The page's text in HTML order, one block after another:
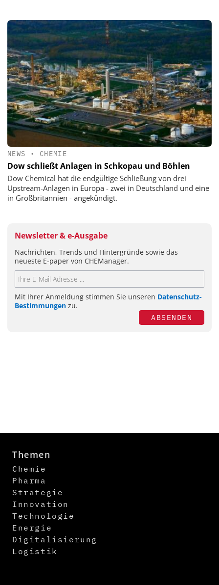
NEWS • CHEMIE
Dow schließt Anlagen in Schkopau und Böhlen
Dow Chemical hat die endgültige Schließung von drei
Upstream-Anlagen in Europa - zwei in Deutschland und eine
in Großbritannien - angekündigt.
Newsletter & e-Ausgabe
Nachrichten, Trends und Hintergründe sowie das
neueste E-paper von CHEManager.
Mit Ihrer Anmeldung stimmen Sie unseren Datenschutz-
Bestimmungen zu.
ABSENDEN
Themen
Chemie
Pharma
Strategie
Innovation
Technologie
Energie
Digitalisierung
Logistik